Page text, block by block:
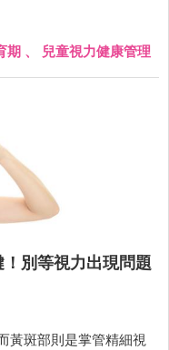
題，但事實上，許多視
可能悄悄影響孩子的一
期 、 兒童視力健康管理
別等視力出現問題
黃斑部則是掌管精細視